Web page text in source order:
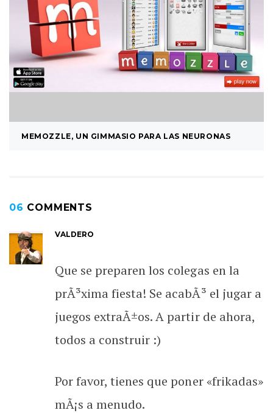
MEMOZZLE, UN GIMMASIO PARA LAS NEURONAS
06 COMMENTS
VALDERO
Que se preparen los colegas en la
prÃ³xima fiesta! Se acabÃ³ el jugar a
juegos extraÃ±os. A partir de ahora,
todos a construir :)
Por favor, tienes que poner «frikadas»
mÃ¡s a menudo.